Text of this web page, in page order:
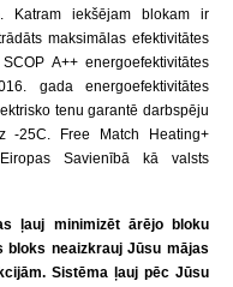
Katram iekšējam blokam ir
maksimālas efektivitātes
A++ energoefektivitātes
gada energoefektivitātes
tenu garantē darbspēju
-25C. Free Match Heating+
Savienībā kā valsts
ļauj minimizēt ārējo bloku
bloks neaizkrauj Jūsu mājas
Sistēma ļauj pēc Jūsu